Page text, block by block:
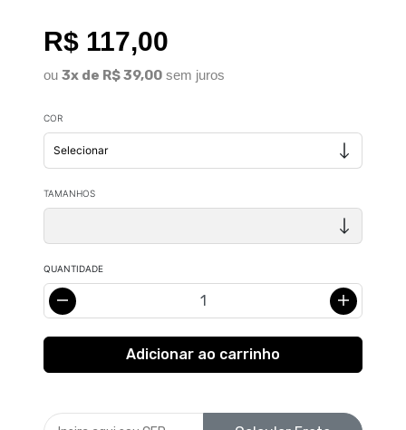
R$ 117,00
ou 3x de R$ 39,00 sem juros
COR
TAMANHOS
QUANTIDADE